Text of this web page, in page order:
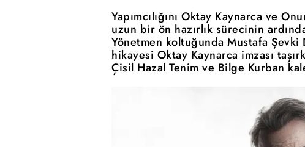
Yapımcılığını Oktay Kaynarca ve
uzun bir ön hazırlık sürecinin
Yönetmen koltuğunda Mustafa
hikayesi Oktay Kaynarca imzası
Çisil Hazal Tenim ve Bilge Kurban